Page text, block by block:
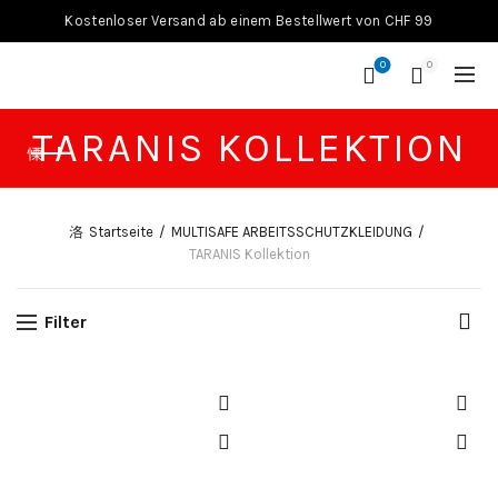
Kostenloser Versand ab einem Bestellwert von CHF 99
0 0
TARANIS KOLLEKTION
Startseite
MULTISAFE ARBEITSSCHUTZKLEIDUNG
TARANIS Kollektion
Filter